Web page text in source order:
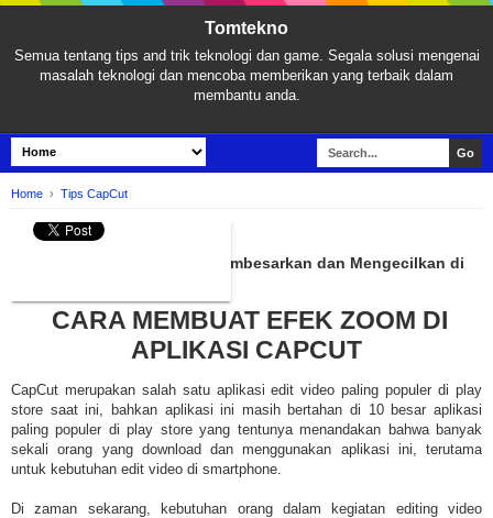
Tomtekno
Semua tentang tips and trik teknologi dan game. Segala solusi mengenai
masalah teknologi dan mencoba memberikan yang terbaik dalam
membantu anda.
Home › Tips CapCut
TIPS CAPCUT
Cara Membuat Efek Zoom Membesarkan dan Mengecilkan di
CARA MEMBUAT EFEK ZOOM DI
APLIKASI CAPCUT
CapCut merupakan salah satu aplikasi edit video paling populer di play
store saat ini, bahkan aplikasi ini masih bertahan di 10 besar aplikasi
paling populer di play store yang tentunya menandakan bahwa banyak
sekali orang yang download dan menggunakan aplikasi ini, terutama
untuk kebutuhan edit video di smartphone.
Di zaman sekarang, kebutuhan orang dalam kegiatan editing video